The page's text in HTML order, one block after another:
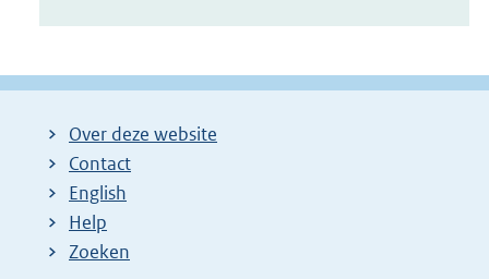
Over deze website
Contact
English
Help
Zoeken